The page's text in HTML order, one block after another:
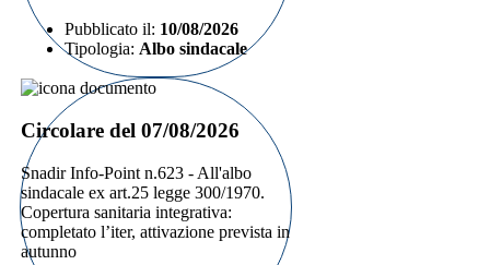
Pubblicato il: 10/08/2026
Tipologia: Albo sindacale
Circolare del 07/08/2026
Snadir Info-Point n.623 - All'albo
sindacale ex art.25 legge 300/1970.
Copertura sanitaria integrativa:
completato l’iter, attivazione prevista in
autunno